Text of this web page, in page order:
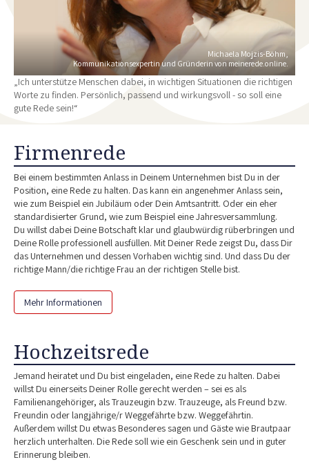
Michaela Mojzis-Böhm,
Kommunikationsexpertin und Gründerin von meinerede.online.
„Ich unterstütze Menschen dabei, in wichtigen Situationen die richtigen
Worte zu finden. Persönlich, passend und wirkungsvoll - so soll eine
gute Rede sein!“
Firmenrede
Bei einem bestimmten Anlass in Deinem Unternehmen bist Du in der
Position, eine Rede zu halten. Das kann ein angenehmer Anlass sein,
wie zum Beispiel ein Jubiläum oder Dein Amtsantritt. Oder ein eher
standardisierter Grund, wie zum Beispiel eine Jahresversammlung.
Du willst dabei Deine Botschaft klar und glaubwürdig rüberbringen und
Deine Rolle professionell ausfüllen. Mit Deiner Rede zeigst Du, dass Dir
das Unternehmen und dessen Vorhaben wichtig sind. Und dass Du der
richtige Mann/die richtige Frau an der richtigen Stelle bist.
Mehr Informationen
Hochzeitsrede
Jemand heiratet und Du bist eingeladen, eine Rede zu halten. Dabei
willst Du einerseits Deiner Rolle gerecht werden – sei es als
Familienangehöriger, als Trauzeugin bzw. Trauzeuge, als Freund bzw.
Freundin oder langjährige/r Weggefährte bzw. Weggefährtin.
Außerdem willst Du etwas Besonderes sagen und Gäste wie Brautpaar
herzlich unterhalten. Die Rede soll wie ein Geschenk sein und in guter
Erinnerung bleiben.